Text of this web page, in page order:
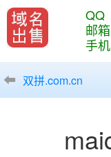
QQ
邮箱
手机
双拼.com.cn